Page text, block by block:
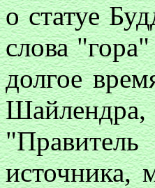
о статуе
слова
долгое
источника,